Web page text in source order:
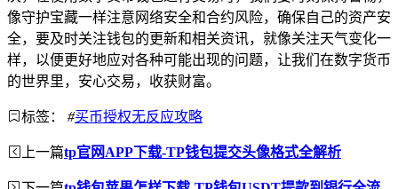
像守护宝藏一样注意网络安全和合约风险，确保自己的资产安
全，要及时关注钱包的更新和相关资讯，就像关注天气变化一
样，以便更好地应对各种可能出现的问题，让我们在数字货币
的世界里，安心交易，收获财富。
标签： #买币授权无反应攻略
上一篇tp官网APP下载-TP钱包提交头像格式全解析